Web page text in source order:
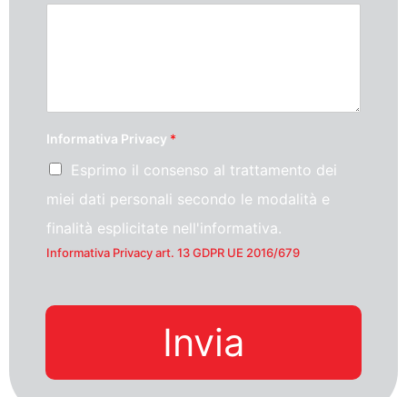
Informativa Privacy *
Esprimo il consenso al trattamento dei
miei dati personali secondo le modalità e
finalità esplicitate nell'informativa.
Informativa Privacy art. 13 GDPR UE 2016/679
Invia